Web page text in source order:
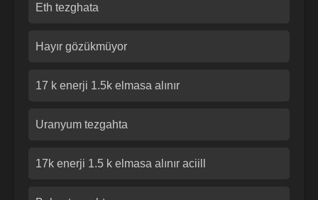
Eth tezghata
Hayır gözükmüyor
17 k enerji 1.5k elmasa alınır
Uranyum tezgahta
17k enerji 1.5 k elmasa alınır aciill